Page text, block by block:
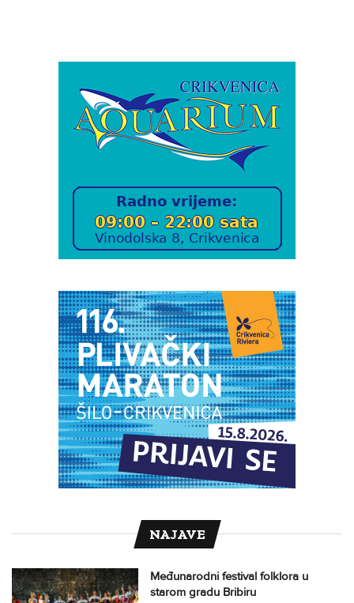
NAJAVE
Međunarodni festival folklora u
starom gradu Bribiru